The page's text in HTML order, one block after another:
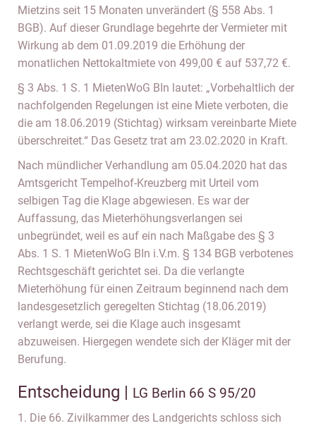
Mietzins seit 15 Monaten unverändert (§ 558 Abs. 1
BGB). Auf dieser Grundlage begehrte der Vermieter mit
Wirkung ab dem 01.09.2019 die Erhöhung der
monatlichen Nettokaltmiete von 499,00 € auf 537,72 €.
§ 3 Abs. 1 S. 1 MietenWoG BIn lautet: „Vorbehaltlich der
nachfolgenden Regelungen ist eine Miete verboten, die
die am 18.06.2019 (Stichtag) wirksam vereinbarte Miete
überschreitet.“ Das Gesetz trat am 23.02.2020 in Kraft.
Nach mündlicher Verhandlung am 05.04.2020 hat das
Amtsgericht Tempelhof-Kreuzberg mit Urteil vom
selbigen Tag die Klage abgewiesen. Es war der
Auffassung, das Mieterhöhungsverlangen sei
unbegründet, weil es auf ein nach Maßgabe des § 3
Abs. 1 S. 1 MietenWoG BIn i.V.m. § 134 BGB verbotenes
Rechtsgeschäft gerichtet sei. Da die verlangte
Mieterhöhung für einen Zeitraum beginnend nach dem
landesgesetzlich geregelten Stichtag (18.06.2019)
verlangt werde, sei die Klage auch insgesamt
abzuweisen. Hiergegen wendete sich der Kläger mit der
Berufung.
Entscheidung | LG Berlin 66 S 95/20
1. Die 66. Zivilkammer des Landgerichts schloss sich